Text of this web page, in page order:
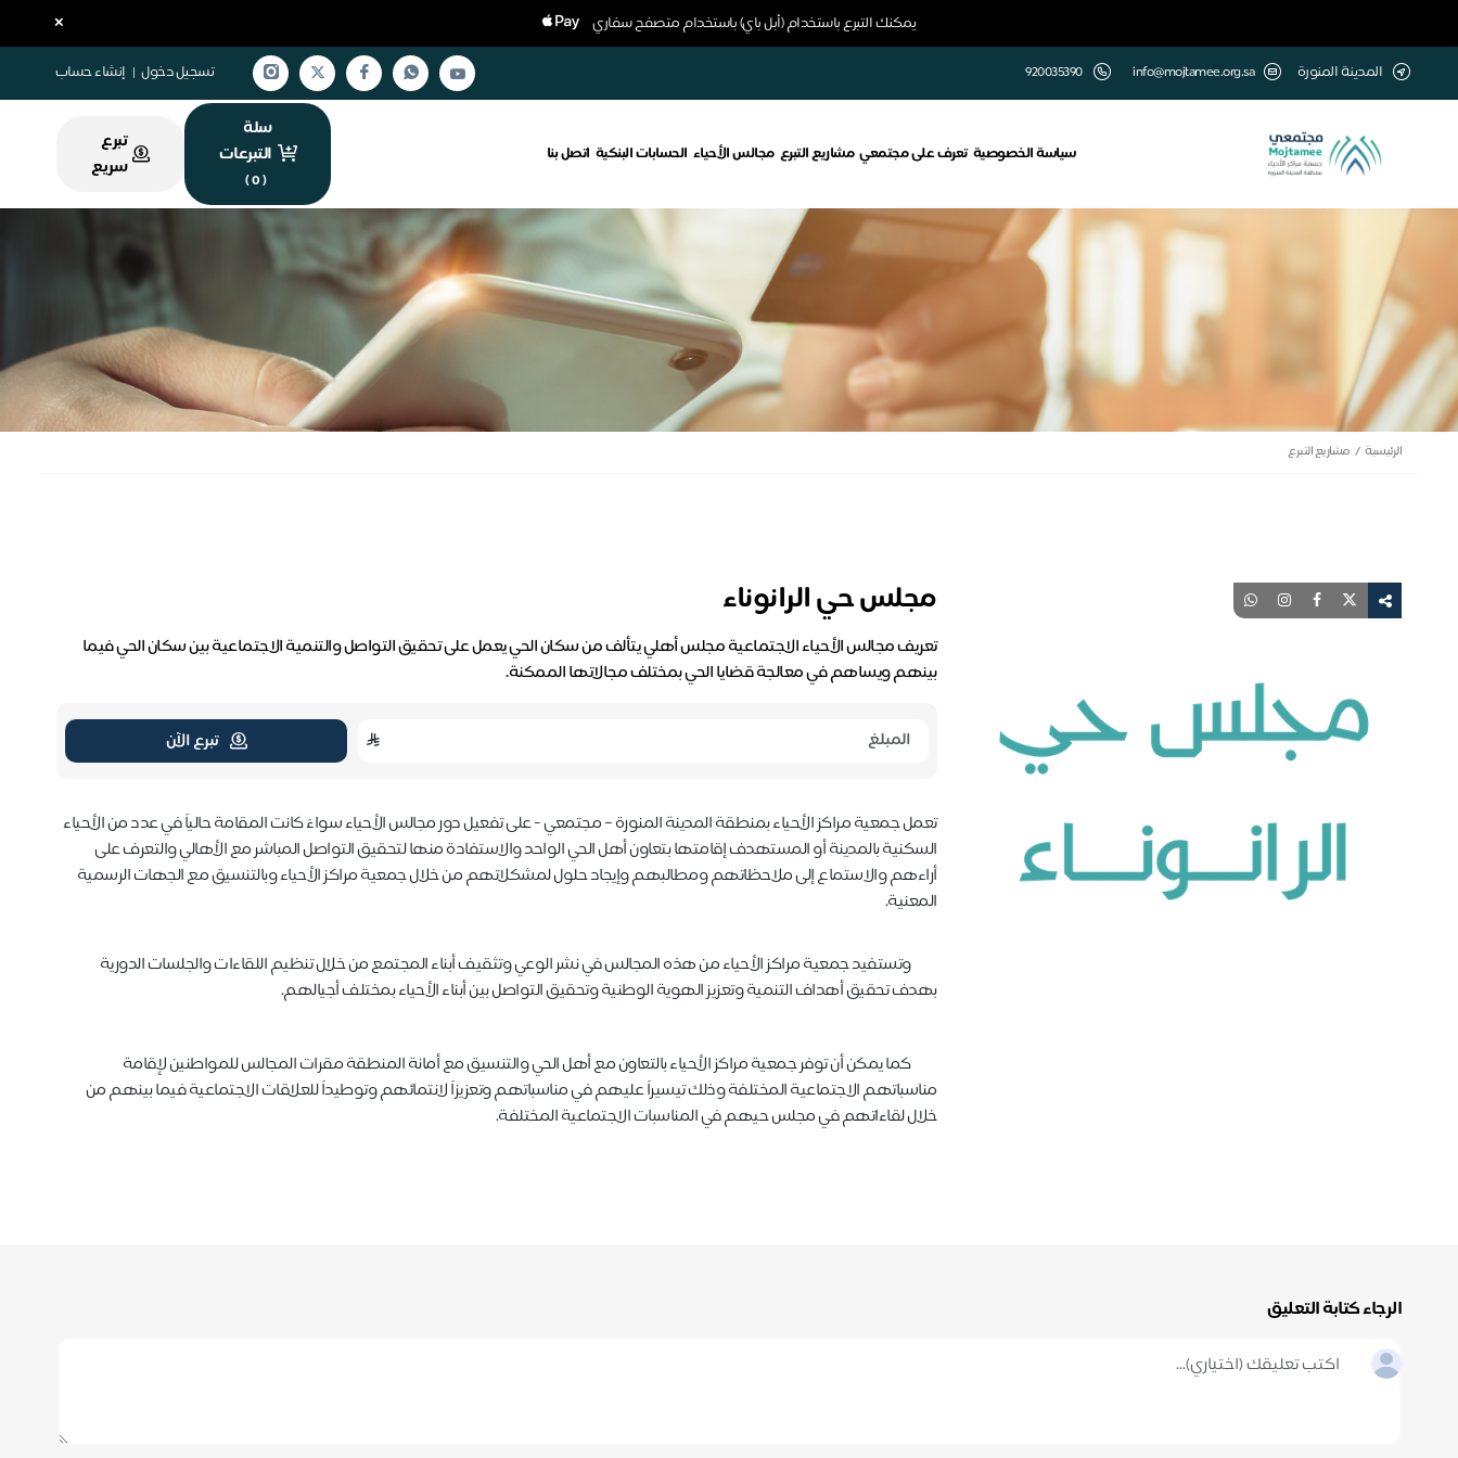
يمكنك التبرع باستخدام (أبل باي) باستخدام متصفح سفاري ×
المدينة المنورة info@mojtamee.org.sa
920035390 تسجيل دخول | إنشاء حساب
سياسة الخصوصية تعرف على مجتمعي مشاريع التبرع مجالس الأحياء الحسابات البنكية اتصل بنا
سلة
التبرعات
(
0
)
تبرع
سريع
الرئيسية مشاريع التبرع
مجلس حي الرانوناء
تعريف مجالس الأحياء الاجتماعية مجلس أهلي يتألف من سكان الحي يعمل على تحقيق التواصل والتنمية الاجتماعية بين سكان الحي فيما
بينهم ويساهم في معالجة قضايا الحي بمختلف مجالاتها الممكنة.
تبرع الآن
تعمل جمعية مراكز الأحياء بمنطقة المدينة المنورة – مجتمعي - على تفعيل دور مجالس الأحياء سواءً كانت المقامة حالياً في عدد من الأحياء
السكنية بالمدينة أو المستهدف إقامتها بتعاون أهل الحي الواحد والاستفادة منها لتحقيق التواصل المباشر مع الأهالي والتعرف على
أراءهم والاستماع إلى ملاحظاتهم ومطالبهم وإيجاد حلول لمشكلاتهم من خلال جمعية مراكز الأحياء وبالتنسيق مع الجهات الرسمية
المعنية.
وتستفيد جمعية مراكز الأحياء من هذه المجالس في نشر الوعي وتثقيف أبناء المجتمع من خلال تنظيم اللقاءات والجلسات الدورية
بهدف تحقيق أهداف التنمية وتعزيز الهوية الوطنية وتحقيق التواصل بين أبناء الأحياء بمختلف أجيالهم.
كما يمكن أن توفر جمعية مراكز الأحياء بالتعاون مع أهل الحي والتنسيق مع أمانة المنطقة مقرات المجالس للمواطنين لإقامة
مناسباتهم الاجتماعية المختلفة وذلك تيسيراً عليهم في مناسباتهم وتعزيزاً لانتمائهم وتوطيداً للعلاقات الاجتماعية فيما بينهم من
خلال لقاءاتهم في مجلس حيهم في المناسبات الاجتماعية المختلفة.
الرجاء كتابة التعليق